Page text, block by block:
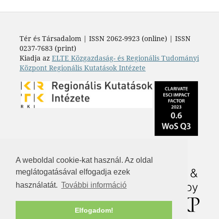
A weboldal cookie-kat használ. Az oldal
meglátogatásával elfogadja ezek
használatát. További információ
Elfogadom!
Tér és Társadalom | ISSN 2062-9923 (online) | ISSN
0237-7683 (print)
Kiadja az ELTE Közgazdaság- és Regionális Tudományi
Központ Regionális Kutatások Intézete